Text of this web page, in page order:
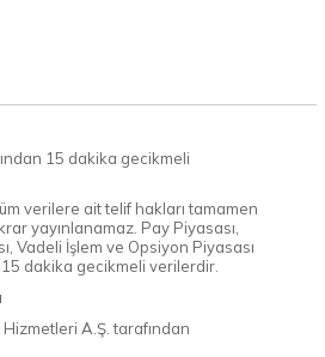
15 dakika gecikmeli
verilere ait telif hakları tamamen
yayınlanamaz. Pay Piyasası,
Vadeli İşlem ve Opsiyon Piyasası
dakika gecikmeli verilerdir.
A.Ş. tarafından